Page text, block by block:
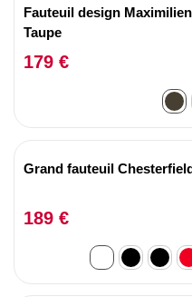
Fauteuil design
Taupe
179 €
Grand fauteuil
189 €